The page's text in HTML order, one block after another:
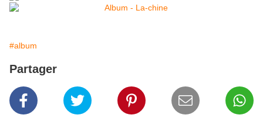
#album
Partager